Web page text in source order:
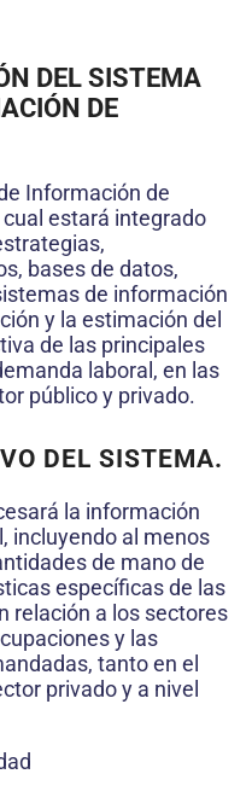
DEL SISTEMA
DE
Información de
estará integrado
bases de datos,
de información
y la estimación del
de las principales
laboral, en las
público y privado.
DEL SISTEMA.
la información
incluyendo al menos
de mano de
específicas de las
relación a los sectores
y las
tanto en el
privado y a nivel